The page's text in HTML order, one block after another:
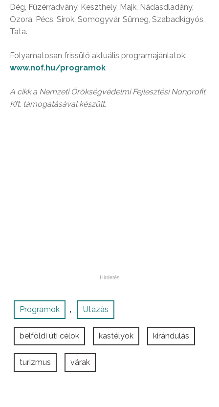
Dég, Füzérradvány, Keszthely, Majk, Nádasdladány,
Ozora, Pécs, Sirok, Somogyvár, Sümeg, Szabadkígyós,
Tata.
Folyamatosan frissülő aktuális programajánlatok:
www.nof.hu/programok
A cikk a Nemzeti Örökségvédelmi Fejlesztési Nonprofit
Kft. támogatásával készült.
Programok , Utazás
belföldi úti célok kastélyok kirándulás
turizmus várak